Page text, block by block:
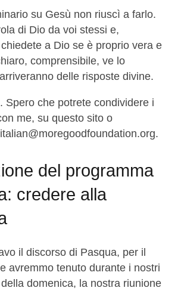
su Gesù non riuscì a farlo.
di Dio da voi stessi e,
a Dio se è proprio vera e
comprensibile, ve lo
delle risposte divine.
Spero che potrete condividere i
me, su questo sito o
italian@moregoodfoundation.org.
del programma
credere alla
il discorso di Pasqua, per il
avremmo tenuto durante i nostri
domenica, la nostra riunione